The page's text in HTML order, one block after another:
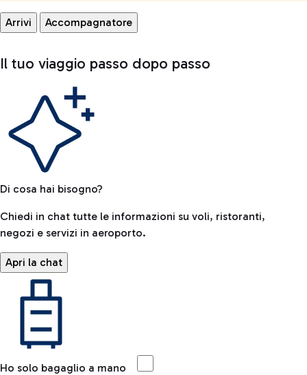
Arrivi Accompagnatore
Il tuo viaggio passo dopo passo
Di cosa hai bisogno?
Chiedi in chat tutte le informazioni su voli, ristoranti,
negozi e servizi in aeroporto.
Apri la chat
Ho solo bagaglio a mano